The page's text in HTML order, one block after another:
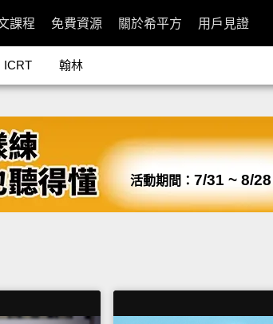
課程 免費資源 關於希平方 用戶見證
ICRT 翰林
活動期間： 7/31 ~ 8/28